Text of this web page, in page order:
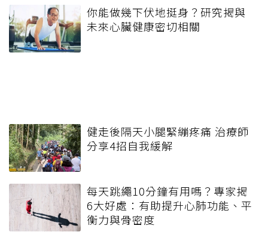
你能做幾下伏地挺身？研究揭與
未來心臟健康密切相關
健走後隔天小腿緊繃疼痛 治療師
分享4招自我緩解
每天跳繩10分鐘有用嗎？專家揭
6大好處：有助提升心肺功能、平
衡力與骨密度